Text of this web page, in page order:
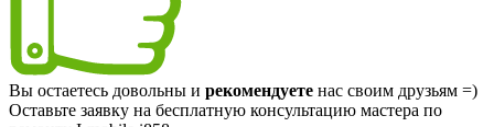
Вы остаетесь довольны и рекомендуете нас своим друзьям =)
Оставьте заявку на бесплатную консультацию мастера по